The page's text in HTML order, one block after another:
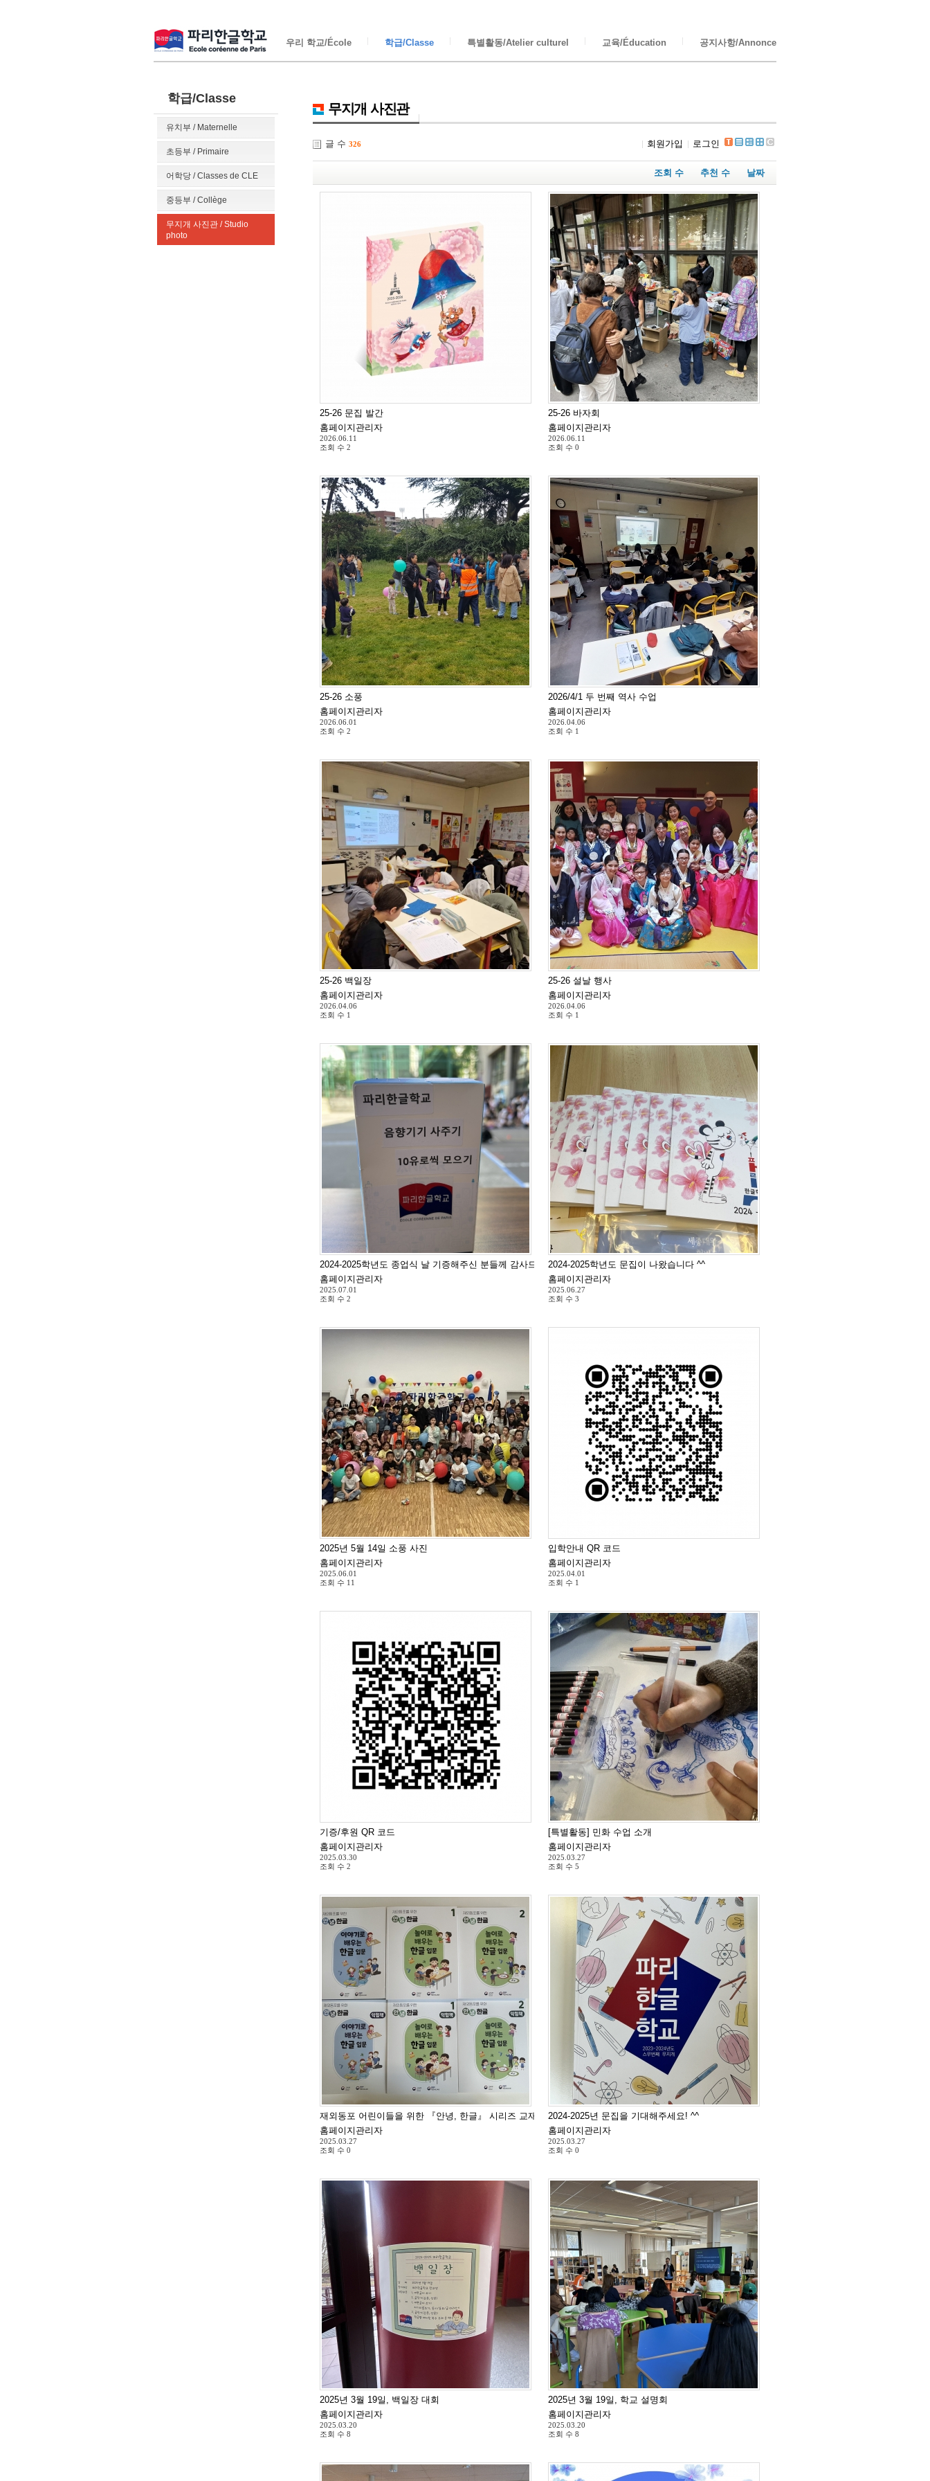
우리 학교/École 학급/Classe 특별활동/Atelier culturel 교육/Éducation 공지사항/Annonce
학급/Classe
유치부 / Maternelle
초등부 / Primaire
어학당 / Classes de CLE
중등부 / Collège
무지개 사진관 / Studio
photo
무지개 사진관
글 수 326 회원가입 로그인
조회 수 추천 수 날짜
25-26 문집 발간
홈페이지관리자
2026.06.11
조회 수 2
25-26 바자회
홈페이지관리자
2026.06.11
조회 수 0
25-26 소풍
홈페이지관리자
2026.06.01
조회 수 2
2026/4/1 두 번째 역사 수업
홈페이지관리자
2026.04.06
조회 수 1
25-26 백일장
홈페이지관리자
2026.04.06
조회 수 1
25-26 설날 행사
홈페이지관리자
2026.04.06
조회 수 1
2024-2025학년도 종업식 날 기증해주신 분들께 감사드립니다.
홈페이지관리자
2025.07.01
조회 수 2
2024-2025학년도 문집이 나왔습니다 ^^
홈페이지관리자
2025.06.27
조회 수 3
2025년 5월 14일 소풍 사진
홈페이지관리자
2025.06.01
조회 수 11
입학안내 QR 코드
홈페이지관리자
2025.04.01
조회 수 1
기증/후원 QR 코드
홈페이지관리자
2025.03.30
조회 수 2
[특별활동] 민화 수업 소개
홈페이지관리자
2025.03.27
조회 수 5
재외동포 어린이들을 위한 『안녕, 한글』 시리즈 교재 도착
홈페이지관리자
2025.03.27
조회 수 0
2024-2025년 문집을 기대해주세요! ^^
홈페이지관리자
2025.03.27
조회 수 0
2025년 3월 19일, 백일장 대회
홈페이지관리자
2025.03.20
조회 수 8
2025년 3월 19일, 학교 설명회
홈페이지관리자
2025.03.20
조회 수 8